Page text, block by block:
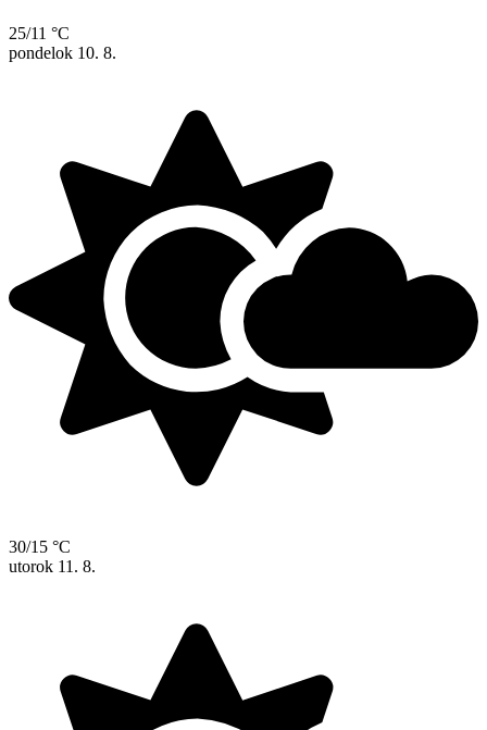
25/11 °C
pondelok 10. 8.
30/15 °C
utorok 11. 8.